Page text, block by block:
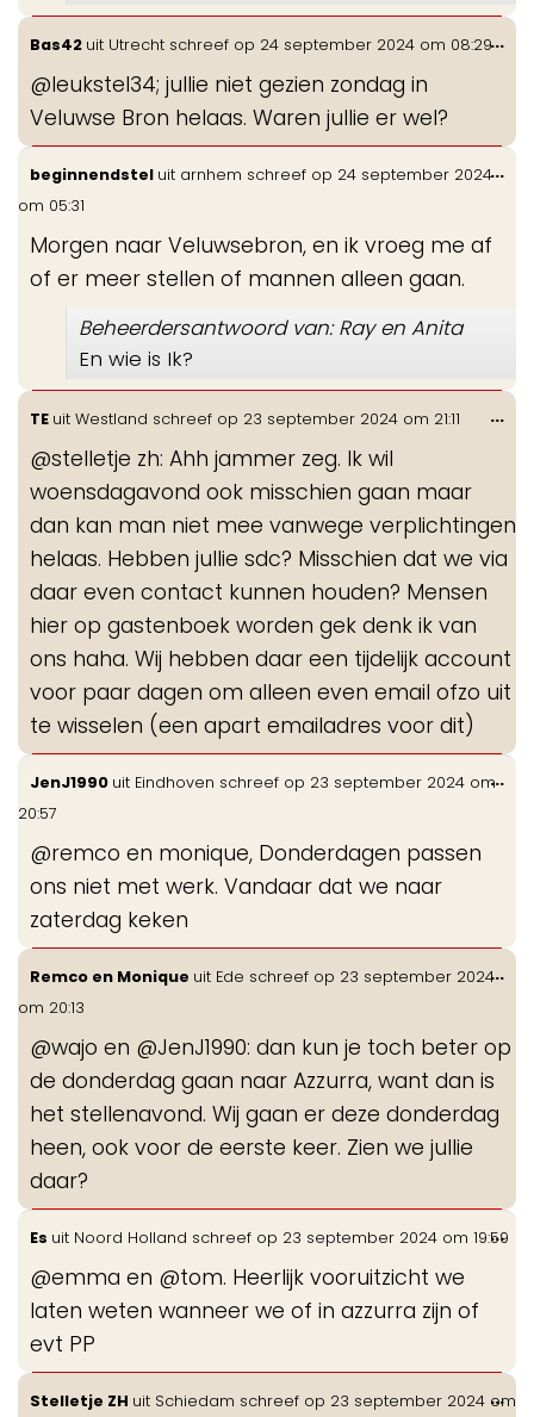
Bas42 uit Utrecht schreef op 24 september 2024 om 08:29
@leukstel34; jullie niet gezien zondag in
Veluwse Bron helaas. Waren jullie er wel?
...
beginnendstel uit arnhem schreef op 24 september 2024
om 05:31
Morgen naar Veluwsebron, en ik vroeg me af
of er meer stellen of mannen alleen gaan.
Beheerdersantwoord van: Ray en Anita
En wie is Ik?
...
TE uit Westland schreef op 23 september 2024 om 21:11
@stelletje zh: Ahh jammer zeg. Ik wil
woensdagavond ook misschien gaan maar
dan kan man niet mee vanwege verplichtingen
helaas. Hebben jullie sdc? Misschien dat we via
daar even contact kunnen houden? Mensen
hier op gastenboek worden gek denk ik van
ons haha. Wij hebben daar een tijdelijk account
voor paar dagen om alleen even email ofzo uit
te wisselen (een apart emailadres voor dit)
...
JenJ1990 uit Eindhoven schreef op 23 september 2024 om
20:57
@remco en monique, Donderdagen passen
ons niet met werk. Vandaar dat we naar
zaterdag keken
...
Remco en Monique uit Ede schreef op 23 september 2024
om 20:13
@wajo en @JenJ1990: dan kun je toch beter op
de donderdag gaan naar Azzurra, want dan is
het stellenavond. Wij gaan er deze donderdag
heen, ook voor de eerste keer. Zien we jullie
daar?
...
Es uit Noord Holland schreef op 23 september 2024 om 19:59
@emma en @tom. Heerlijk vooruitzicht we
laten weten wanneer we of in azzurra zijn of
evt PP
...
Stelletje ZH uit Schiedam schreef op 23 september 2024 om
...